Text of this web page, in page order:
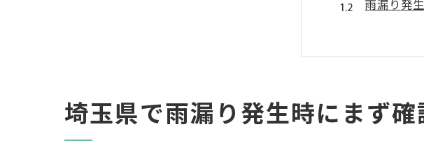
雨漏り発
家族の安
屋根修理
雨漏り問題を
信頼でき
埼玉県で雨漏り発生時にまず